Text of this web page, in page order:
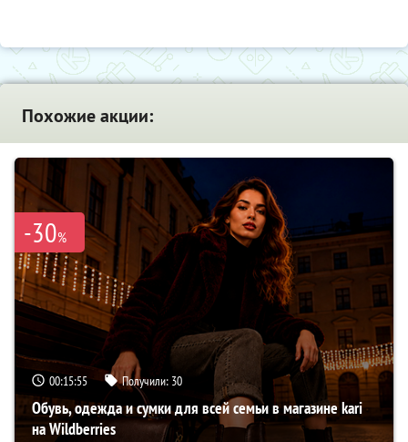
Похожие акции:
-30%
00:15:54 Получили: 30
Обувь, одежда и сумки для всей семьи в магазине kari
на Wildberries